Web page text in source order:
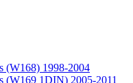
(W168) 1998-2004
(W169 1DIN) 2005-2011